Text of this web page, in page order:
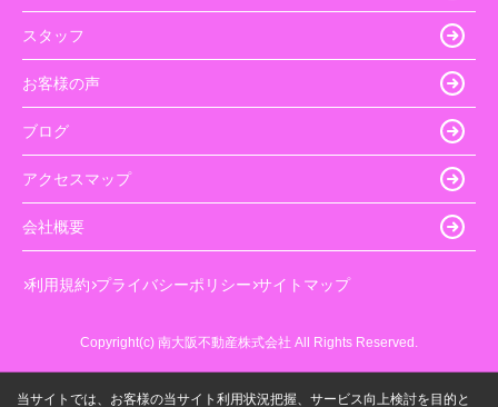
スタッフ
お客様の声
ブログ
アクセスマップ
会社概要
利用規約 プライバシーポリシー サイトマップ
Copyright(c) 南大阪不動産株式会社 All Rights Reserved.
当サイトでは、お客様の当サイト利用状況把握、サービス向上検討を目的と